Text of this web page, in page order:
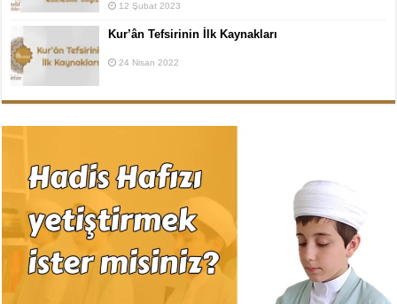
12 Şubat 2023
Kur’ân Tefsirinin İlk Kaynakları
24 Nisan 2022